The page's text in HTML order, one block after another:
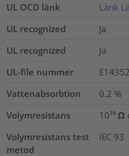
UL OCD länk
Länk
UL recognized
Ja
UL recognized
Ja
UL-file nummer
Vattenabsorbtion
0.2 %
Volymresistans
10¹⁴ Ω
Volymresistans test
metod
IEC 93